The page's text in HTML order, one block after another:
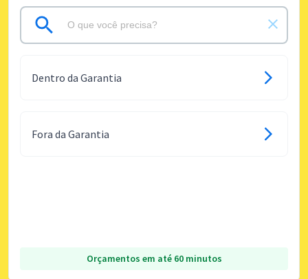
Dentro da Garantia
Fora da Garantia
Orçamentos em até 60 minutos